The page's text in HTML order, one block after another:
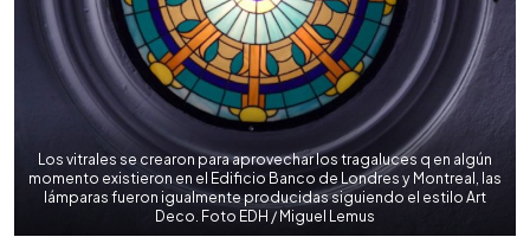
Los vitrales se crearon para aprovechar los tragaluces q en algún
momento existieron en el Edificio Banco de Londres y Montreal, las
lámparas fueron igualmente producidas siguiendo el estilo Art
Deco. Foto EDH / Miguel Lemus